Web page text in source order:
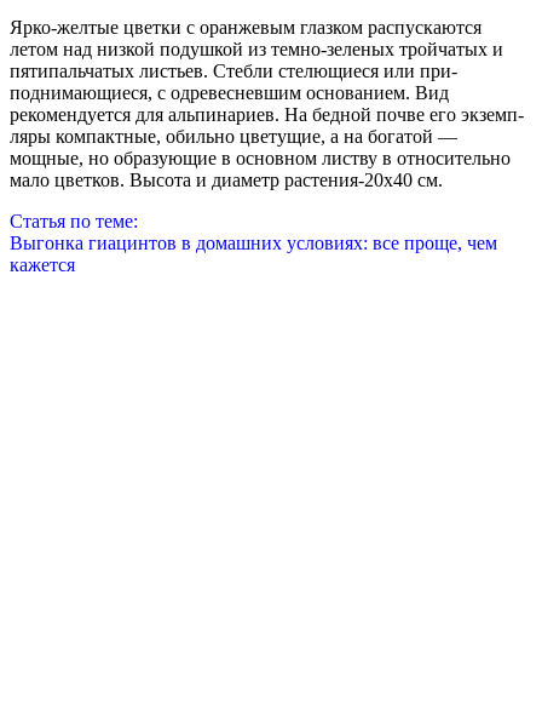
Ярко-желтые цветки с оранжевым глазком распускаются
летом над низкой подушкой из темно-зеленых тройчатых и
пятипальчатых листьев. Стебли стелющиеся или при­
поднимающиеся, с одревесневшим основанием. Вид
рекомендуется для аль­пинариев. На бедной почве его экземп­
ляры компактные, обильно цветущие, а на богатой —
мощные, но образую­щие в основном листву в относитель­но
мало цветков. Высота и диаметр растения-20х40 см.
Статья по теме:
Выгонка гиацинтов в домашних условиях: все проще, чем
кажется